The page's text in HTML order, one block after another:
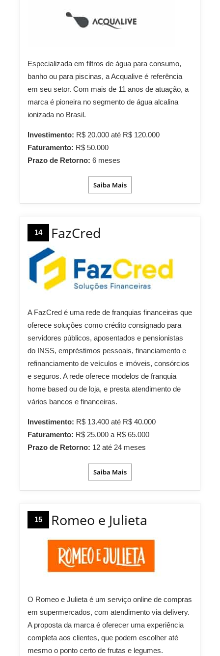
Especializada em filtros de água para consumo,
banho ou para piscinas, a Acqualive é referência
em seu setor. Com mais de 11 anos de atuação, a
marca é pioneira no segmento de água alcalina
ionizada no Brasil.
Investimento: R$ 20.000 até R$ 120.000
Faturamento: R$ 50.000
Prazo de Retorno: 6 meses
Saiba Mais
14 FazCred
A FazCred é uma rede de franquias financeiras que
oferece soluções como crédito consignado para
servidores públicos, aposentados e pensionistas
do INSS, empréstimos pessoais, financiamento e
refinanciamento de veículos e imóveis, consórcios
e seguros. A rede oferece modelos de franquia
home based ou de loja, e presta atendimento de
vários bancos e financeiras.
Investimento: R$ 13.400 até R$ 40.000
Faturamento: R$ 25.000 a R$ 65.000
Prazo de Retorno: 12 até 24 meses
Saiba Mais
15 Romeo e Julieta
O Romeo e Julieta é um serviço online de compras
em supermercados, com atendimento via delivery.
A proposta da marca é oferecer uma experiência
completa aos clientes, que podem escolher até
mesmo o ponto certo de frutas e legumes.